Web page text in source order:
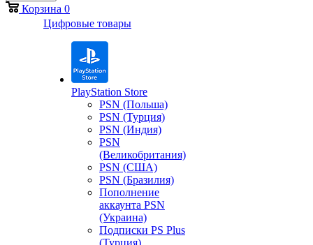
Корзина 0
Цифровые товары
PlayStation Store
PSN (Польша)
PSN (Турция)
PSN (Индия)
PSN
(Великобритания)
PSN (США)
PSN (Бразилия)
Пополнение
аккаунта PSN
(Украина)
Подписки PS Plus
(Турция)